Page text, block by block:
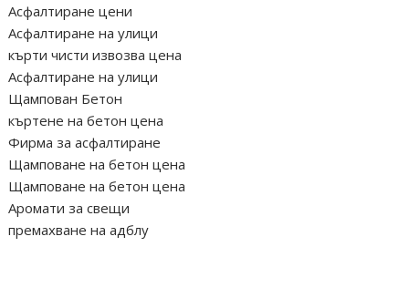
Асфалтиране цени
Асфалтиране на улици
кърти чисти извозва цена
Асфалтиране на улици
Щампован Бетон
къртене на бетон цена
Фирма за асфалтиране
Щамповане на бетон цена
Щамповане на бетон цена
Аромати за свещи
премахване на адблу